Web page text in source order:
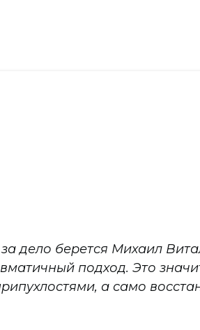
дело берется Михаил
подход. Это
а само